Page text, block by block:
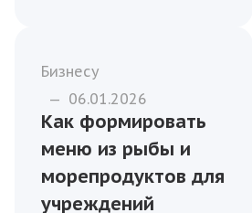
Бизнесу
— 06.01.2026
Как формировать
меню из рыбы и
морепродуктов для
учреждений